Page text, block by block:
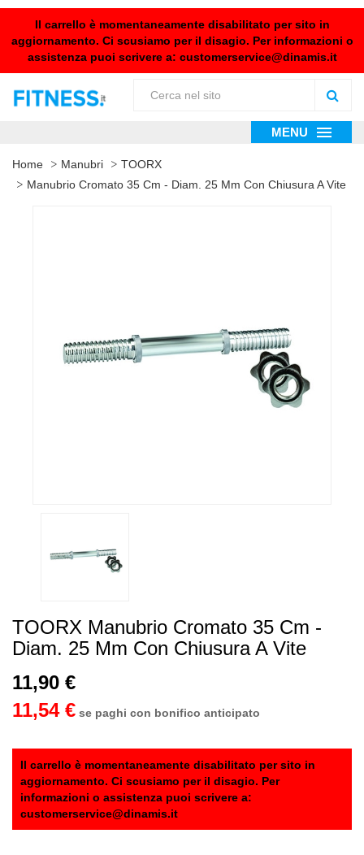
Il carrello è momentaneamente disabilitato per sito in
aggiornamento. Ci scusiamo per il disagio. Per informazioni o
assistenza puoi scrivere a: customerservice@dinamis.it
MENU
Home Manubri
TOORX
Manubrio Cromato 35 Cm - Diam. 25 Mm Con Chiusura A Vite
TOORX Manubrio Cromato 35 Cm -
Diam. 25 Mm Con Chiusura A Vite
11,90 €
11,54 € se paghi con bonifico anticipato
Il carrello è momentaneamente disabilitato per sito in
aggiornamento. Ci scusiamo per il disagio. Per
informazioni o assistenza puoi scrivere a:
customerservice@dinamis.it